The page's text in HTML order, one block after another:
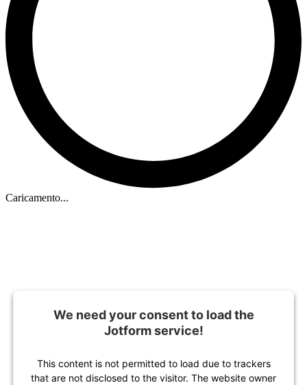
Caricamento...
We need your consent to load the
Jotform service!
This content is not permitted to load due to trackers
that are not disclosed to the visitor. The website owner